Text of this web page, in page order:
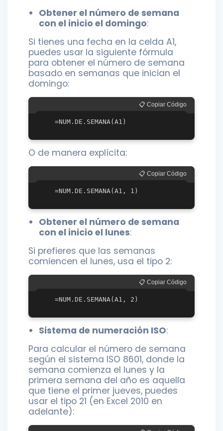
Obtener el número de semana
con el inicio el domingo:
Si tienes una fecha en la celda A1,
puedes usar la siguiente fórmula
para obtener el número de semana
basado en semanas que inician el
domingo:
📋 Copiar Código
O de manera explícita:
📋 Copiar Código
Obtener el número de semana
con el inicio el lunes:
Si prefieres que las semanas
comiencen el lunes, usa el tipo 2:
📋 Copiar Código
Sistema de numeración ISO:
Para calcular el número de semana
según el sistema ISO 8601, donde la
semana comienza el lunes y la
primera semana del año es aquella
que tiene el primer jueves, puedes
usar el tipo 21 (en Excel 2010 en
adelante):